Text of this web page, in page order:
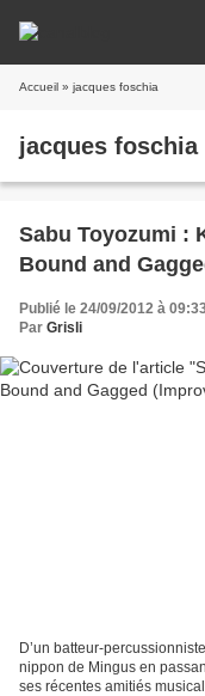
Accueil » jacques foschia
jacques foschia
Sabu Toyozumi :
Bound and
Publié le 24/09/2012 à
Par Grisli
D’un batteur-
nippon de Mingus en
ses récentes amitiés